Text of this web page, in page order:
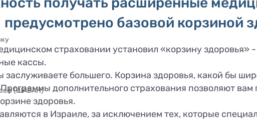
(ШАБАН)
предусмотрено базовой корзиной
страховании установил «корзину здоровья»
кассы.
большего. Корзина здоровья, какой бы
дополнительного страхования позволяют
здоровья.
в Израиле, за исключением тех, которые